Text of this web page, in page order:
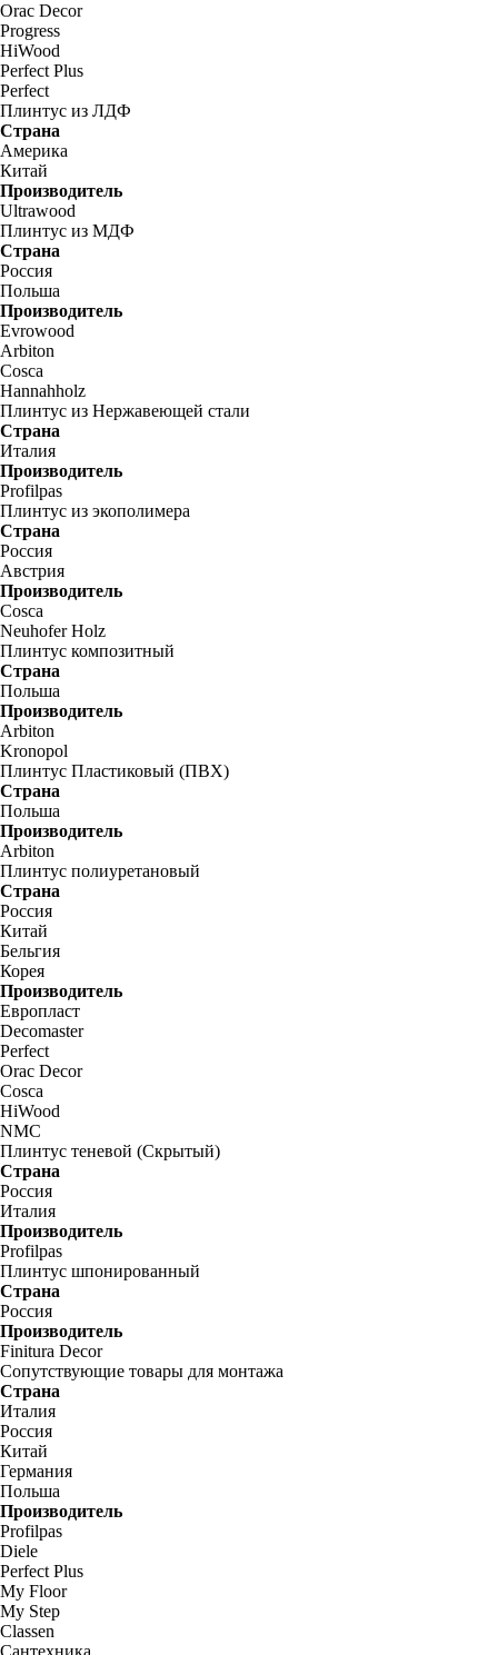
Orac Decor
Progress
HiWood
Perfect Plus
Perfect
Плинтус из ЛДФ
Страна
Америка
Китай
Производитель
Ultrawood
Плинтус из МДФ
Страна
Россия
Польша
Производитель
Evrowood
Arbiton
Cosca
Hannahholz
Плинтус из Нержавеющей стали
Страна
Италия
Производитель
Profilpas
Плинтус из экополимера
Страна
Россия
Австрия
Производитель
Cosca
Neuhofer Holz
Плинтус композитный
Страна
Польша
Производитель
Arbiton
Kronopol
Плинтус Пластиковый (ПВХ)
Страна
Польша
Производитель
Arbiton
Плинтус полиуретановый
Страна
Россия
Китай
Бельгия
Корея
Производитель
Европласт
Decomaster
Perfect
Orac Decor
Cosca
HiWood
NMC
Плинтус теневой (Скрытый)
Страна
Россия
Италия
Производитель
Profilpas
Плинтус шпонированный
Страна
Россия
Производитель
Finitura Decor
Сопутствующие товары для монтажа
Страна
Италия
Россия
Китай
Германия
Польша
Производитель
Profilpas
Diele
Perfect Plus
My Floor
My Step
Classen
Сантехника